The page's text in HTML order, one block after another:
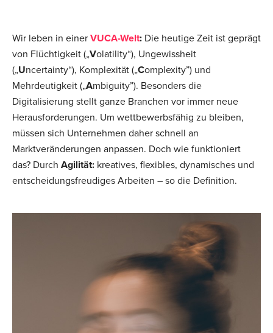
Wir leben in einer VUCA-Welt: Die heutige Zeit ist geprägt
von Flüchtigkeit („Volatility“), Ungewissheit
(„Uncertainty“), Komplexität („Complexity”) und
Mehrdeutigkeit („Ambiguity”). Besonders die
Digitalisierung stellt ganze Branchen vor immer neue
Herausforderungen. Um wettbewerbsfähig zu bleiben,
müssen sich Unternehmen daher schnell an
Marktveränderungen anpassen. Doch wie funktioniert
das? Durch Agilität: kreatives, flexibles, dynamisches und
entscheidungsfreudiges Arbeiten – so die Definition.